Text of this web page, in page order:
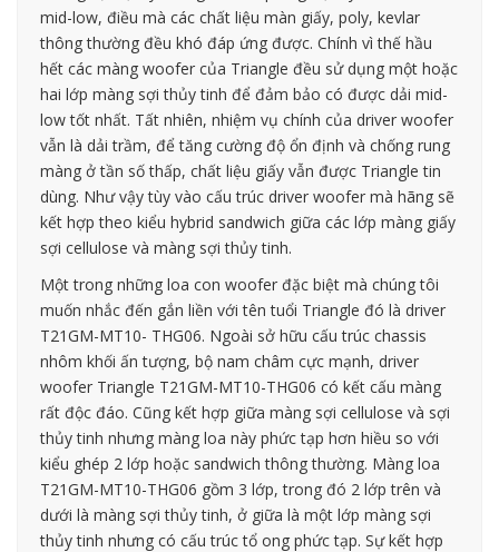
mid-low, điều mà các chất liệu màn giấy, poly, kevlar
thông thường đều khó đáp ứng được. Chính vì thế hầu
hết các màng woofer của Triangle đều sử dụng một hoặc
hai lớp màng sợi thủy tinh để đảm bảo có được dải mid-
low tốt nhất. Tất nhiên, nhiệm vụ chính của driver woofer
vẫn là dải trầm, để tăng cường độ ổn định và chống rung
màng ở tần số thấp, chất liệu giấy vẫn được Triangle tin
dùng. Như vậy tùy vào cấu trúc driver woofer mà hãng sẽ
kết hợp theo kiểu hybrid sandwich giữa các lớp màng giấy
sợi cellulose và màng sợi thủy tinh.
Một trong những loa con woofer đặc biệt mà chúng tôi
muốn nhắc đến gắn liền với tên tuổi Triangle đó là driver
T21GM-MT10- THG06. Ngoài sở hữu cấu trúc chassis
nhôm khối ấn tượng, bộ nam châm cực mạnh, driver
woofer Triangle T21GM-MT10-THG06 có kết cấu màng
rất độc đáo. Cũng kết hợp giữa màng sợi cellulose và sợi
thủy tinh nhưng màng loa này phức tạp hơn hiều so với
kiểu ghép 2 lớp hoặc sandwich thông thường. Màng loa
T21GM-MT10-THG06 gồm 3 lớp, trong đó 2 lớp trên và
dưới là màng sợi thủy tinh, ở giữa là một lớp màng sợi
thủy tinh nhưng có cấu trúc tổ ong phức tạp. Sự kết hợp